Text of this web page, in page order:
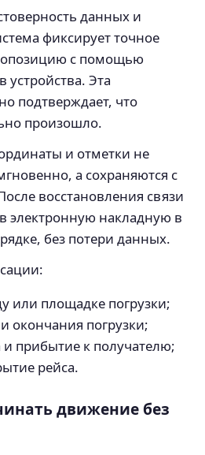
данных и
фиксирует точное
с помощью
устройства. Эта
подтверждает, что
произошло.
и отметки не
а сохраняются с
восстановления связи
электронную накладную в
без потери данных.
или площадке погрузки;
окончания погрузки;
и прибытие к получателю;
рейса.
движение без